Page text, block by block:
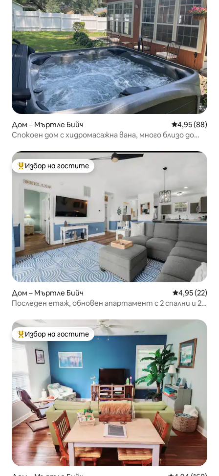
Дом – Мъртле Бийч Средна
4,95 (88)
Спокоен дом с хидромасажна вана, много близо до
Най-популярен избор на гостите
Избор на гостите
Дом – Мъртле Бийч Средна
4,95 (22)
Последен етаж, обновен апартамент с 2 спални и 2
Най-популярен избор на гостите
Избор на гостите